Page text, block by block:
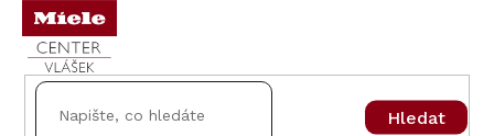
Přejít
obsah
Hledat